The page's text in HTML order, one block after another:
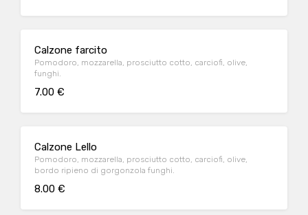
Calzone farcito
Pomodoro, mozzarella, prosciutto cotto, carciofi, olive,
funghi.
7.00 €
Calzone Lello
Pomodoro, mozzarella, prosciutto cotto, carciofi, olive,
bordo ripieno di gorgonzola funghi.
8.00 €